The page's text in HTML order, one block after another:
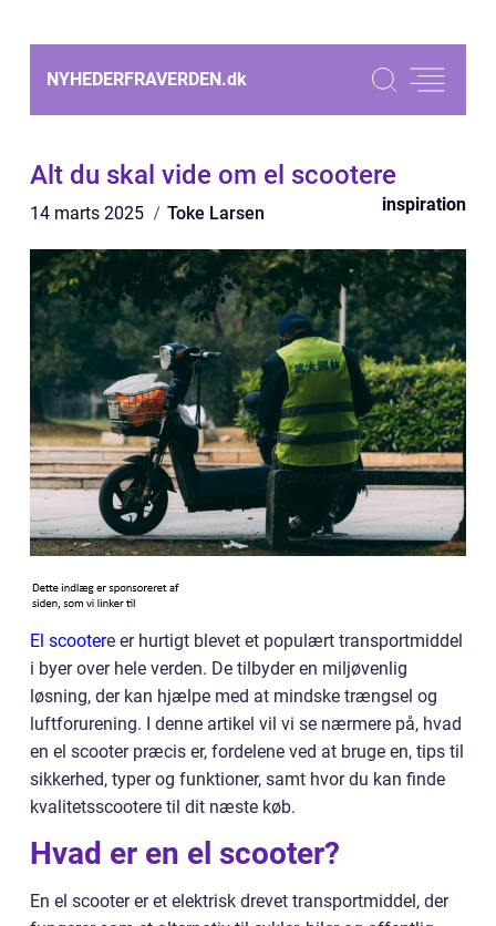
NYHEDERFRAVERDEN.dk
Alt du skal vide om el scootere
14 marts 2025 Toke Larsen inspiration
El scootere er hurtigt blevet et populært transportmiddel
i byer over hele verden. De tilbyder en miljøvenlig
løsning, der kan hjælpe med at mindske trængsel og
luftforurening. I denne artikel vil vi se nærmere på, hvad
en el scooter præcis er, fordelene ved at bruge en, tips til
sikkerhed, typer og funktioner, samt hvor du kan finde
kvalitetsscootere til dit næste køb.
Hvad er en el scooter?
En el scooter er et elektrisk drevet transportmiddel, der